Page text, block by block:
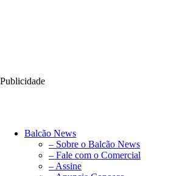
Publicidade
Balcão News
– Sobre o Balcão News
– Fale com o Comercial
– Assine